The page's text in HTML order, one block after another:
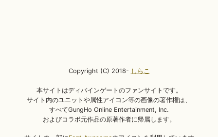
Copyright (C) 2018- しらこ
本サイトはディバインゲートのファンサイトです。
サイト内のユニットや属性アイコン等の画像の著作権は、
すべてGungHo Online Entertainment, Inc.
およびコラボ元作品の原著作者に帰属します。